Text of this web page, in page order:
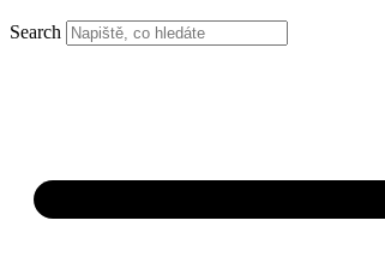
Search